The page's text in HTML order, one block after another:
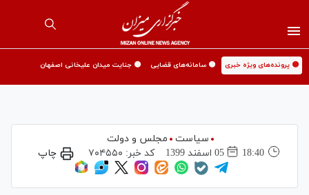
🟡 پرونده‌های ویژه خبری 🟡 سامانه‌های قضایی 🟡 جنایت میدان علیخانی اصفهان
سیاست
مجلس و دولت
18:40
05 اسفند 1399 کد خبر: ۷۰۴۵۵۰ چاپ